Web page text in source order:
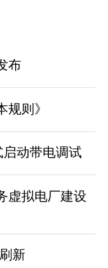
布
则》
启动带电调试
虚拟电厂建设
新